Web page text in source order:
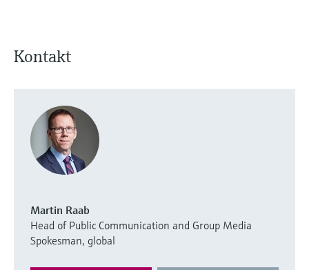
Kontakt
Martin Raab
Head of Public Communication and Group Media
Spokesman, global